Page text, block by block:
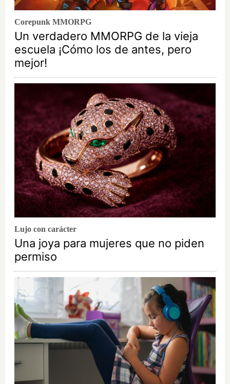
Corepunk MMORPG
Un verdadero MMORPG de la vieja
escuela ¡Cómo los de antes, pero
mejor!
Lujo con carácter
Una joya para mujeres que no piden
permiso